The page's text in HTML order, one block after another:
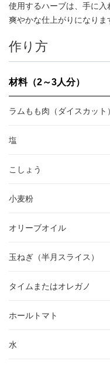
使用するハーブは、手に
爽やかな仕上がりになりま
作り方
材料（2～3人分）
ラムもも肉（ダイスカット）
塩
こしょう
小麦粉
オリーブオイル
玉ねぎ（半月スライス）
タイムまたはオレガノ
ホールトマト
水